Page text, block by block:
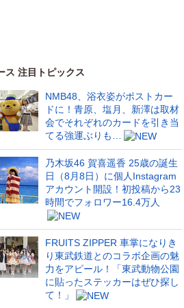
ス 注目トピックス
NMB48、浴衣姿がポストカー
ドに！青原、塩月、新澤は取材
会でそれぞれのカードを引き当
てる強運ぶりも…
乃木坂46 賀喜遥香 25歳の誕生
日（8月8日）に個人Instagram
アカウント開設！初投稿から23
時間でフォロワー16.4万人
FRUITS ZIPPER 車掌になりき
り東武鉄道とのコラボ企画の魅
力をアピール！「東武動物公園
に貼ったステッカーはぜひ探し
て！」